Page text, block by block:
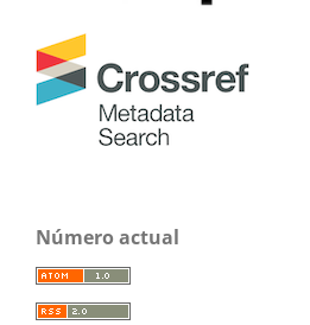
Número actual